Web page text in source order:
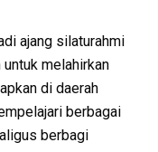
ajang silaturahmi
melahirkan
di daerah
berbagai
berbagi